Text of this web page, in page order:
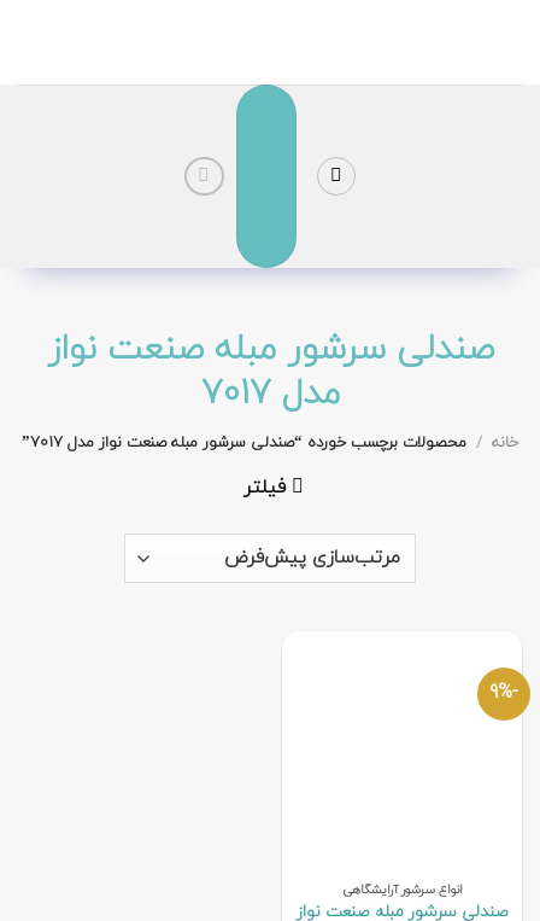
صندلی سرشور مبله صنعت نواز
مدل 7017
خانه / محصولات برچسب خورده “صندلی سرشور مبله صنعت نواز مدل 7017”
فیلتر
-9%
انواع سرشور آرایشگاهی
صندلی سرشور مبله صنعت نواز